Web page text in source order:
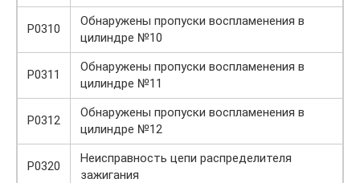
P0310
Обнаружены пропуски воспламенения в
цилиндре №10
P0311
Обнаружены пропуски воспламенения в
цилиндре №11
P0312
Обнаружены пропуски воспламенения в
цилиндре №12
P0320
Неисправноcть цепи распределителя
зажигания